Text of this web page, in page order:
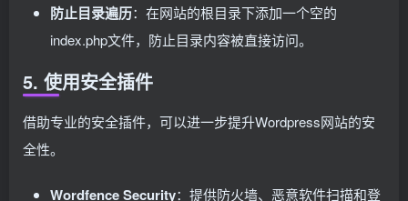
防止目录遍历：在网站的根目录下添加一个空的
index.php文件，防止目录内容被直接访问。
5. 使用安全插件
借助专业的安全插件，可以进一步提升Wordpress网站的安
全性。
Wordfence Security：提供防火墙、恶意软件扫描和登